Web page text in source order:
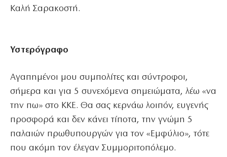
Καλή Σαρακοστή.
Υστερόγραφο
Αγαπημένοι μου συμπολίτες και σύντροφοι,
σήμερα και για 5 συνεχόμενα σημειώματα, λέω «να
την πω» στο ΚΚΕ. Θα σας κερνάω λοιπόν, ευγενής
προσφορά και δεν κάνει τίποτα, την γνώμη 5
παλαιών πρωθυπουργών για τον «Εμφύλιο», τότε
που ακόμη τον έλεγαν Συμμοριτοπόλεμο.